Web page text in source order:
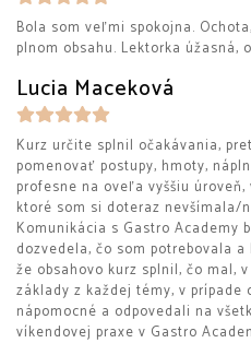
Bola som veľmi spokojna.
plnom obsahu. Lektorka
Lucia Maceková
Kurz určite splnil očakávania,
pomenovať postupy, hmoty,
profesne na oveľa vyššiu
ktoré som si doteraz nevšímala/
Komunikácia s Gastro Academy
dozvedela, čo som potrebovala
že obsahovo kurz splnil, čo mal,
základy z každej témy, v
nápomocné a odpovedali na
víkendovej praxe v Gastro